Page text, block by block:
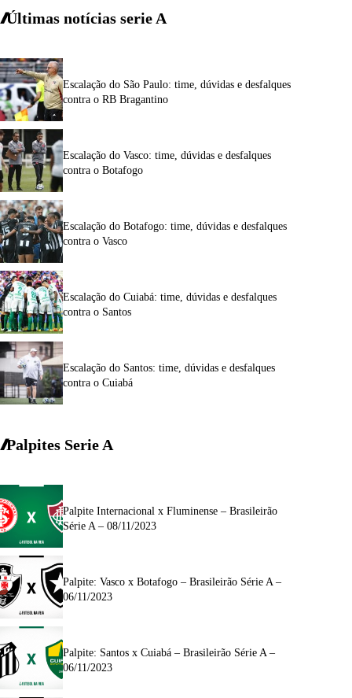
Últimas notícias serie A
Escalação do São Paulo: time, dúvidas e desfalques
contra o RB Bragantino
Escalação do Vasco: time, dúvidas e desfalques
contra o Botafogo
Escalação do Botafogo: time, dúvidas e desfalques
contra o Vasco
Escalação do Cuiabá: time, dúvidas e desfalques
contra o Santos
Escalação do Santos: time, dúvidas e desfalques
contra o Cuiabá
Palpites Serie A
Palpite Internacional x Fluminense – Brasileirão
Série A – 08/11/2023
Palpite: Vasco x Botafogo – Brasileirão Série A –
06/11/2023
Palpite: Santos x Cuiabá – Brasileirão Série A –
06/11/2023